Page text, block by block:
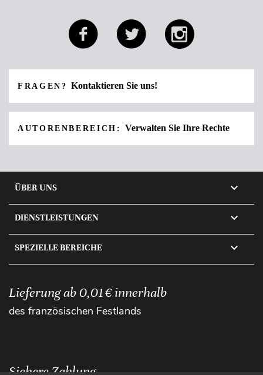
FRAGEN?Kontaktieren Sie uns!
AUTORENBEREICH: Verwalten Sie Ihre Rechte
ÜBER UNS 
DIENSTLEISTUNGEN 
SPEZIELLE BEREICHE 
Lieferung ab 0,01 € innerhalb
des französischen Festlands
Sichere Zahlung